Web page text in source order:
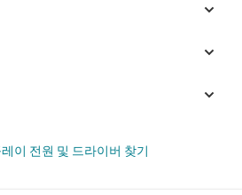
이 전원 및 드라이버 찾기